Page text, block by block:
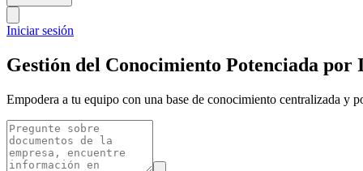
Iniciar sesión
Gestión del Conocimiento Potenciada por
Empodera a tu equipo con una base de conocimiento centralizada y